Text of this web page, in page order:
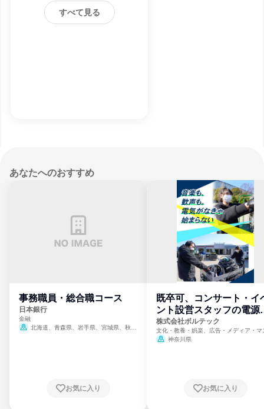
すべて見る
あなたへのおすすめ
事務職員・総合職コース
日本銀行
金融
北海道、青森県、岩手県、宮城県、秋田
崎県、熊本県、大分県、宮崎県、鹿児島県、
お気に入り
既卒可、コンサート・イ
ント設営スタッフの電源
門
株式会社ボルテック
文化・教養・娯楽、広告・メディア・マ
ミ、電力・ガス・水道・エネルギー
神奈川県
お気に入り